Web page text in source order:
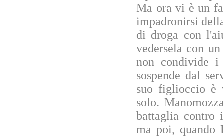
Ma ora vi è un
impadronirsi
di droga con
vedersela con
non condivide
sospende dal
suo figlioccio è
solo.
battaglia contro
ma poi, quando